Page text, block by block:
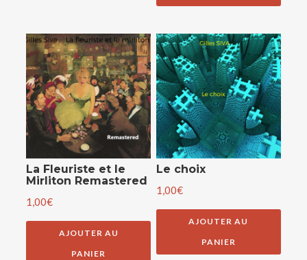
La Fleuriste et le
Mirliton Remastered
1,00€
AJOUTER AU
PANIER
Le choix
1,00€
AJOUTER AU
PANIER